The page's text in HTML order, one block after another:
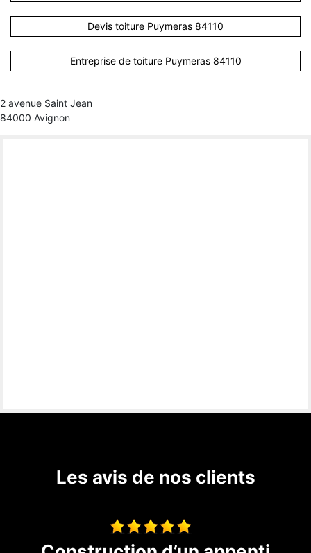
Devis toiture Puymeras 84110
Entreprise de toiture Puymeras 84110
2 avenue Saint Jean
84000 Avignon
Les avis de nos clients